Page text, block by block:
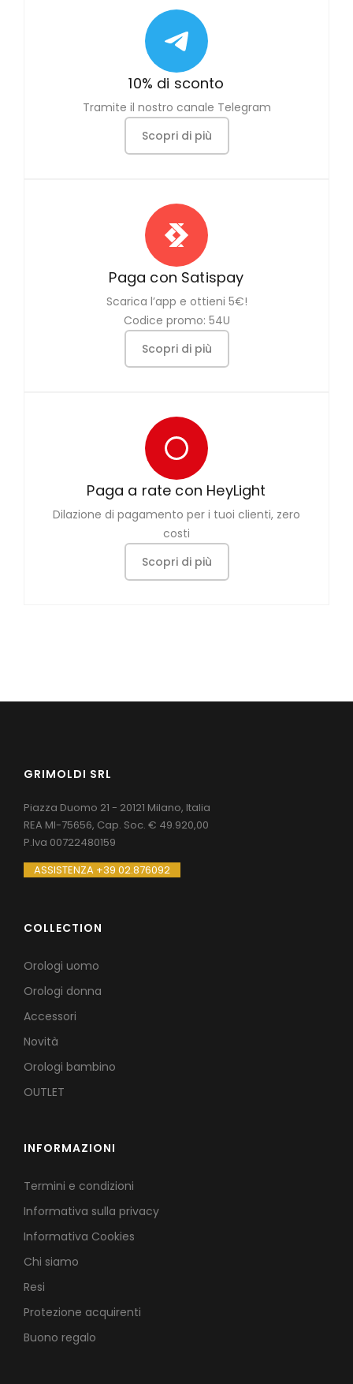
10% di sconto
Tramite il nostro canale Telegram
Scopri di più
Paga con Satispay
Scarica l’app e ottieni 5€!
Codice promo: 54U
Scopri di più
Paga a rate con HeyLight
Dilazione di pagamento per i tuoi clienti, zero
costi
Scopri di più
GRIMOLDI SRL
Piazza Duomo 21 - 20121 Milano, Italia
REA MI-75656, Cap. Soc. € 49.920,00
P.Iva 00722480159
ASSISTENZA +39 02.876092
COLLECTION
Orologi uomo
Orologi donna
Accessori
Novità
Orologi bambino
OUTLET
INFORMAZIONI
Termini e condizioni
Informativa sulla privacy
Informativa Cookies
Chi siamo
Resi
Protezione acquirenti
Buono regalo